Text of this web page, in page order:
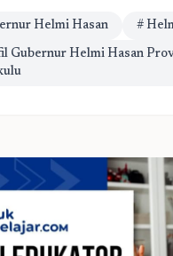
Helmi Hasan #
Gubernur Helmi Hasan